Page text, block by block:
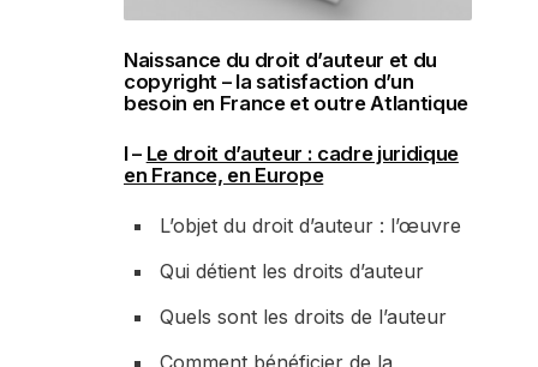
Naissance du droit d’auteur et du
copyright – la satisfaction d’un
besoin en France et outre Atlantique
I – Le droit d’auteur : cadre juridique
en France, en Europe
L’objet du droit d’auteur : l’œuvre
Qui détient les droits d’auteur
Quels sont les droits de l’auteur
Comment bénéficier de la